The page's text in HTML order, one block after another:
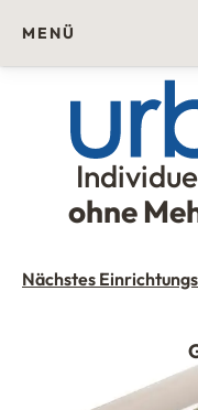
Urbana Möbel
ohne
MENÜ
Kontakt
Nächstes